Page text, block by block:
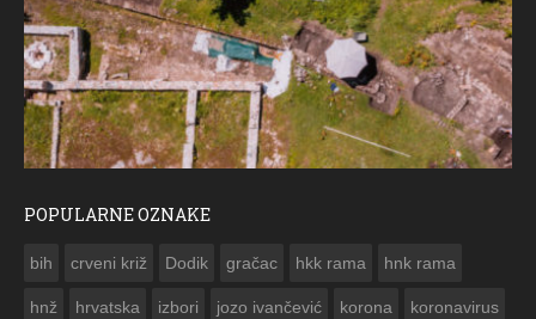
POPULARNE OZNAKE
bih crveni križ Dodik gračac hkk rama hnk rama
hnž hrvatska izbori jozo ivančević korona koronavirus